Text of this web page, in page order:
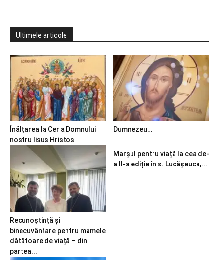
Ultimele articole
Înălțarea la Cer a Domnului
nostru Iisus Hristos
Dumnezeu…
Recunoștință și
binecuvântare pentru mamele
dătătoare de viață – din
partea...
Marșul pentru viață la cea de-
a II-a ediție în s. Lucășeuca,...